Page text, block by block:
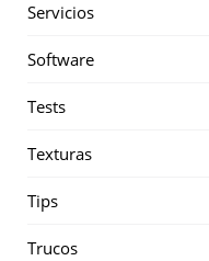
Servicios
Software
Tests
Texturas
Tips
Trucos